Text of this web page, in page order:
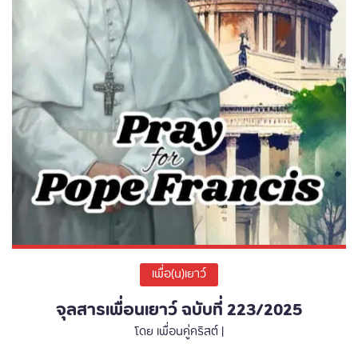
เพื่อ(น)เยาว์
จุลสารเพื่อนเยาว์ ฉบับที่ 223/2025
โดย เพื่อนคู่คริสต์ |